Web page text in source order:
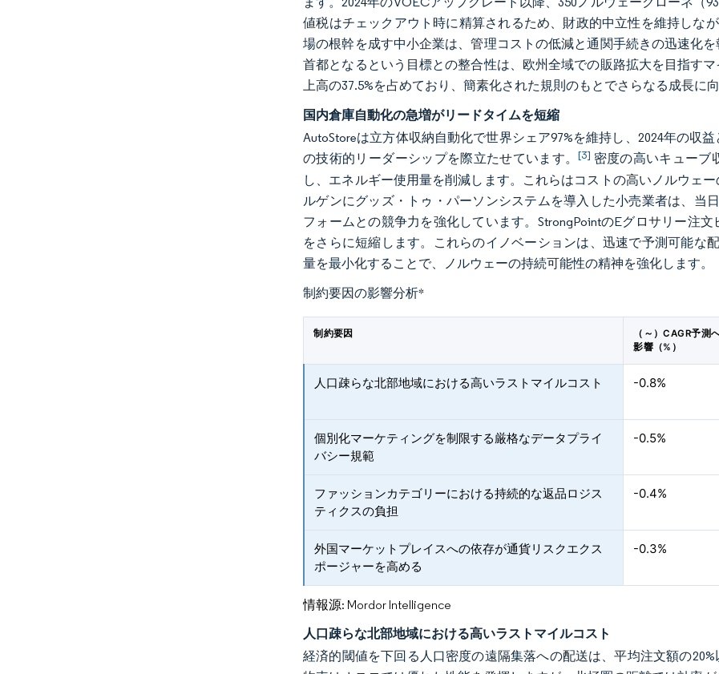
値税はチェックアウト時に精算されるため、財政的中立性を維持しな
場の根幹を成す中小企業は、管理コストの低減と通関手続きの迅速化
首都となるという目標との整合性は、欧州全域での販路拡大を目指す
上高の37.5%を占めており、簡素化された規則のもとでさらなる成長に
国内倉庫自動化の急増がリードタイムを短縮
AutoStoreは立方体収納自動化で世界シェア97%を維持し、2024年の収
の技術的リーダーシップを際立たせています。[3] 密度の高いキューブ
し、エネルギー使用量を削減します。これらはコストの高いノルウェ
ルゲンにグッズ・トゥ・パーソンシステムを導入した小売業者は、当
フォームとの競争力を強化しています。StrongPointのEグロサリー注
をさらに短縮します。これらのイノベーションは、迅速で予測可能な
量を最小化することで、ノルウェーの持続可能性の精神を強化します。
制約要因の影響分析*
制約要因
（～）CAGR予測
影響（%）
人口疎らな北部地域における高いラストマイルコスト -0.8%
個別化マーケティングを制限する厳格なデータプライ
バシー規範
-0.5%
ファッションカテゴリーにおける持続的な返品ロジス
ティクスの負担
-0.4%
外国マーケットプレイスへの依存が通貨リスクエクス
ポージャーを高める
-0.3%
情報源: Mordor Intelligence
人口疎らな北部地域における高いラストマイルコスト
経済的閾値を下回る人口密度の遠隔集落への配送は、平均注文額の